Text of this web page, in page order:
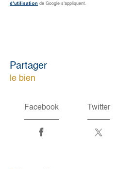
d'utilisation de Google s'appliquent.
partager
le bien
Facebook Twitter